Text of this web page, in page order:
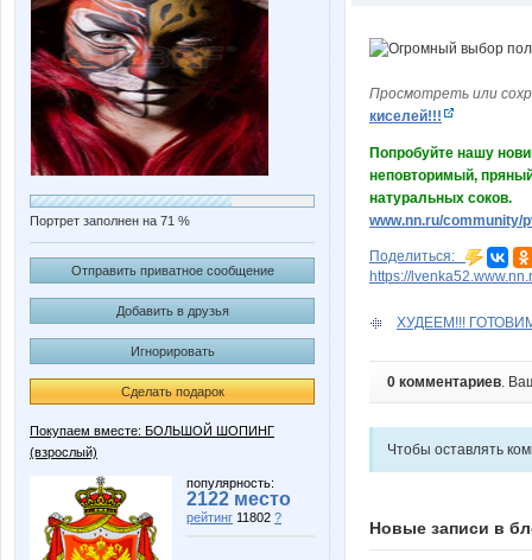
Портрет заполнен на 71 %
Отправить приватное сообщение
Добавить в друзья
Игнорировать
Сделать подарок
Покупаем вместе: БОЛЬШОЙ ШОПИНГ
(взрослый)
популярность:
2122 место
рейтинг 11802 ?
Просмотреть или
киселей!!!
Попробуйте нашу
неповторимый,
натуральных соков.
www.nn.ru/community/
Поделиться:
https://
ХУДЕЕМ!!!
0 комментариев.
Чтобы оставлять
Новые записи в